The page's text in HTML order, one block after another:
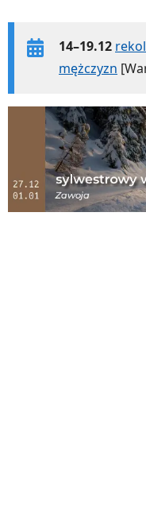
14–19.12
mężczyzn